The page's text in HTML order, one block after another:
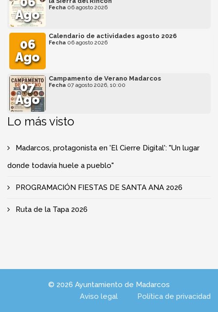
Ago
Fecha 06 agosto 2026
06
Ago
Calendario de actividades agosto 2026
Fecha 06 agosto 2026
07
Ago
Campamento de Verano Madarcos
Fecha 07 agosto 2026, 10:00
Lo más visto
Madarcos, protagonista en 'El Cierre Digital': "Un lugar
donde todavía huele a pueblo"
PROGRAMACIÓN FIESTAS DE SANTA ANA 2026
Ruta de la Tapa 2026
© 2026 Ayuntamiento de Madarcos
Aviso legal
Política de privacidad